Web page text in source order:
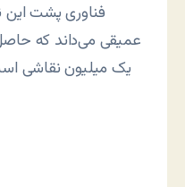
عمیقی می‌داند که
یک میلیون نقاشی